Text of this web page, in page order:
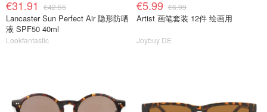
€31.91 €42.55
Lancaster Sun Perfect Air 隐形防晒
液 SPF50 40ml
Lookfantastic
€5.99 €6.99
Artist 画笔套装 12件 绘画用
Joybuy DE